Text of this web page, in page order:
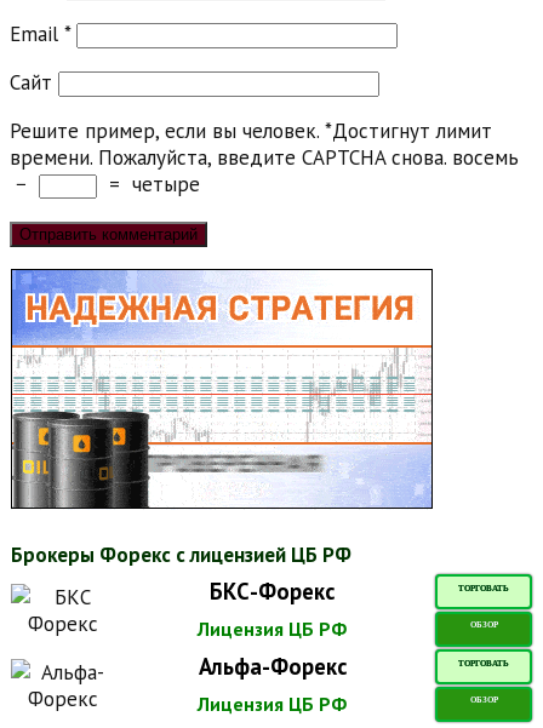
Email *
Сайт
Решите пример, если вы человек. *Достигнут лимит
времени. Пожалуйста, введите CAPTCHA снова. восемь
−
= четыре
Брокеры Форекс с лицензией ЦБ РФ
БКС-Форекс ТОРГОВАТЬ
Лицензия ЦБ РФ ОБЗОР
Альфа-Форекс ТОРГОВАТЬ
Лицензия ЦБ РФ ОБЗОР